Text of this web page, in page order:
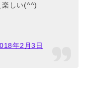
楽しい(^^)
年2月3日